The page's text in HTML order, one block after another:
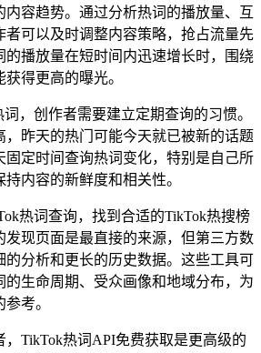
内容趋势。通过分析热词的播放量、互
者可以及时调整内容策略，抢占流量先
的播放量在短时间内迅速增长时，围绕
得更高的曝光。
，创作者需要建立定期查询的习惯。
，昨天的热门可能今天就已被新的话题
固定时间查询热词变化，特别是自己所
内容的新鲜度和相关性。
热词查询，找到合适的TikTok热搜榜
发现页面是最直接的来源，但第三方数
的分析和更长的历史数据。这些工具可
的生命周期、受众画像和地域分布，为
考。
，TikTok热词API免费获取是更高级的